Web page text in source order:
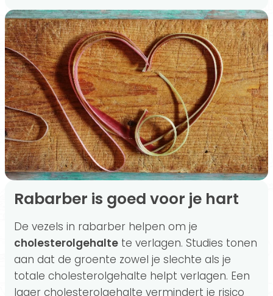
Rabarber is goed voor je hart
De vezels in rabarber helpen om je
cholesterolgehalte te verlagen. Studies tonen
aan dat de groente zowel je slechte als je
totale cholesterolgehalte helpt verlagen. Een
lager cholesterolgehalte vermindert je risico